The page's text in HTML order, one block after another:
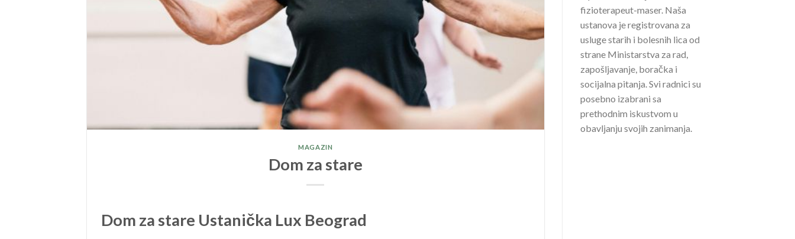
MAGAZIN
Dom za stare
Dom za stare Ustanička Lux Beograd
fizioterapeut-maser. Naša
ustanova je registrovana za
usluge starih i bolesnih lica od
strane Ministarstva za rad,
zapošljavanje, boračka i
socijalna pitanja. Svi radnici su
posebno izabrani sa
prethodnim iskustvom u
obavljanju svojih zanimanja.